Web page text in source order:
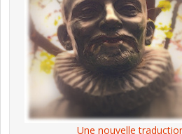
Une nouvelle